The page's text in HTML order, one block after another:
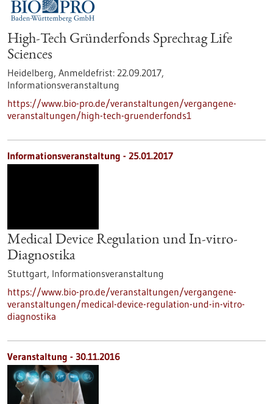
High-Tech Gründerfonds Sprechtag Life
Sciences
Heidelberg, Anmeldefrist: 22.09.2017,
Informationsveranstaltung
https://www.bio-pro.de/veranstaltungen/vergangene-
veranstaltungen/high-tech-gruenderfonds1
Informationsveranstaltung - 25.01.2017
Medical Device Regulation und In-vitro-
Diagnostika
Stuttgart, Informationsveranstaltung
https://www.bio-pro.de/veranstaltungen/vergangene-
veranstaltungen/medical-device-regulation-und-in-vitro-
diagnostika
Veranstaltung - 30.11.2016